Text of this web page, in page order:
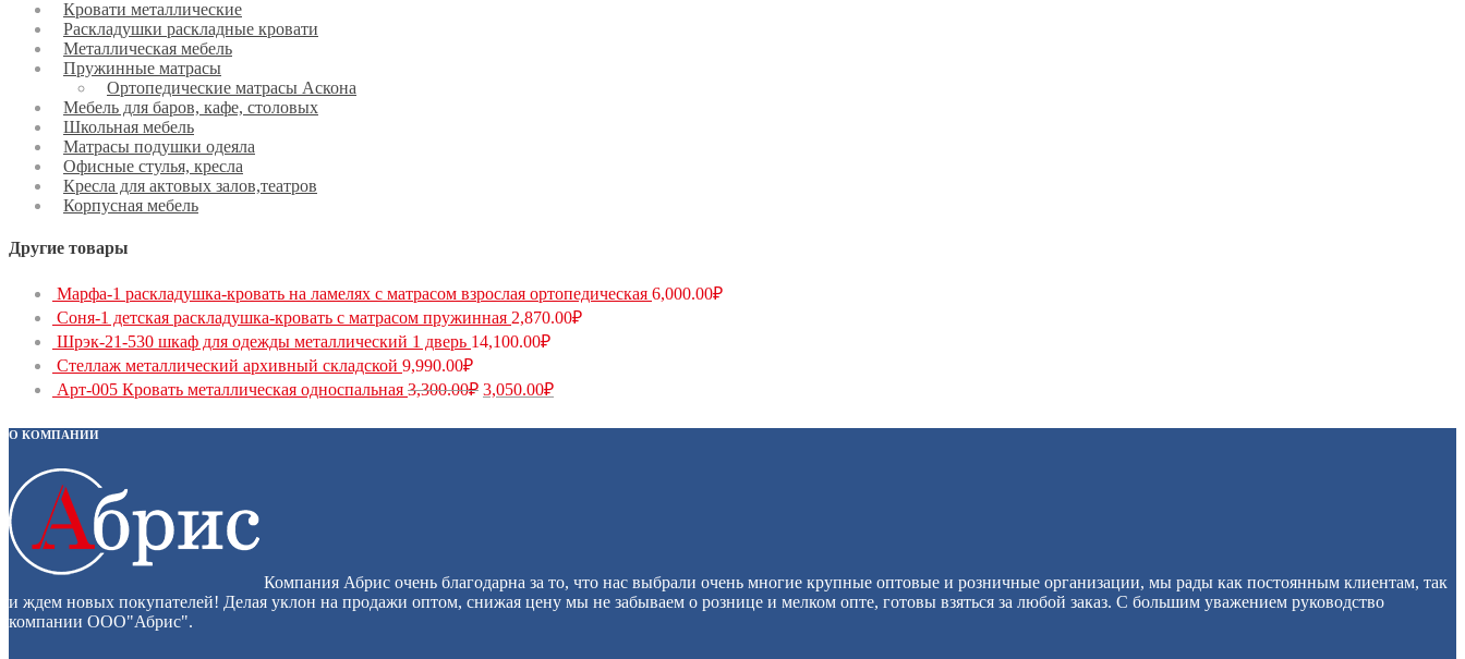
Кровати металлические
Раскладушки раскладные кровати
Металлическая мебель
Пружинные матрасы
Ортопедические матрасы Аскона
Мебель для баров, кафе, столовых
Школьная мебель
Матрасы подушки одеяла
Офисные стулья, кресла
Кресла для актовых залов,театров
Корпусная мебель
Другие товары
Марфа-1 раскладушка-кровать на ламелях с матрасом взрослая ортопедическая 6,000.00₽
Соня-1 детская раскладушка-кровать с матрасом пружинная 2,870.00₽
Шрэк-21-530 шкаф для одежды металлический 1 дверь 14,100.00₽
Стеллаж металлический архивный складской 9,990.00₽
Арт-005 Кровать металлическая односпальная 3,300.00₽ 3,050.00₽
О КОМПАНИИ
Компания Абрис очень благодарна за то, что нас выбрали очень многие крупные оптовые и розничные организации, мы рады как постоянным клиентам, так
и ждем новых покупателей! Делая уклон на продажи оптом, снижая цену мы не забываем о рознице и мелком опте, готовы взяться за любой заказ. С большим уважением руководство
компании ООО"Абрис".